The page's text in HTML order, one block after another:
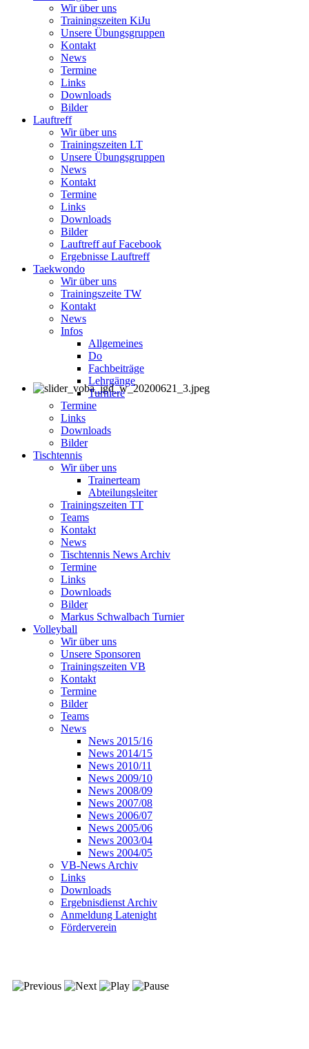
Wir über uns
Trainingszeiten KiJu
Unsere Übungsgruppen
Kontakt
News
Termine
Links
Downloads
Bilder
Lauftreff
Wir über uns
Trainingszeiten LT
Unsere Übungsgruppen
News
Kontakt
Termine
Links
Downloads
Bilder
Lauftreff auf Facebook
Ergebnisse Lauftreff
Taekwondo
Wir über uns
Trainingszeite TW
Kontakt
News
Infos
Allgemeines
Do
Fachbeiträge
Lehrgänge
Turniere
Termine
Links
Downloads
Bilder
Tischtennis
Wir über uns
Trainerteam
Abteilungsleiter
Trainingszeiten TT
Teams
Kontakt
News
Tischtennis News Archiv
Termine
Links
Downloads
Bilder
Markus Schwalbach Turnier
Volleyball
Wir über uns
Unsere Sponsoren
Trainingszeiten VB
Kontakt
Termine
Bilder
Teams
News
News 2015/16
News 2014/15
News 2010/11
News 2009/10
News 2008/09
News 2007/08
News 2006/07
News 2005/06
News 2003/04
News 2004/05
VB-News Archiv
Links
Downloads
Ergebnisdienst Archiv
Anmeldung Latenight
Förderverein